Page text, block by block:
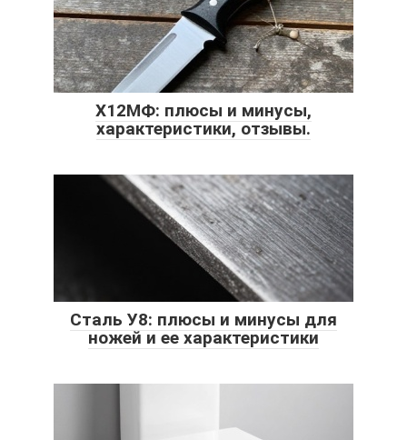
Х12МФ: плюсы и минусы,
характеристики, отзывы.
Сталь У8: плюсы и минусы для
ножей и ее характеристики